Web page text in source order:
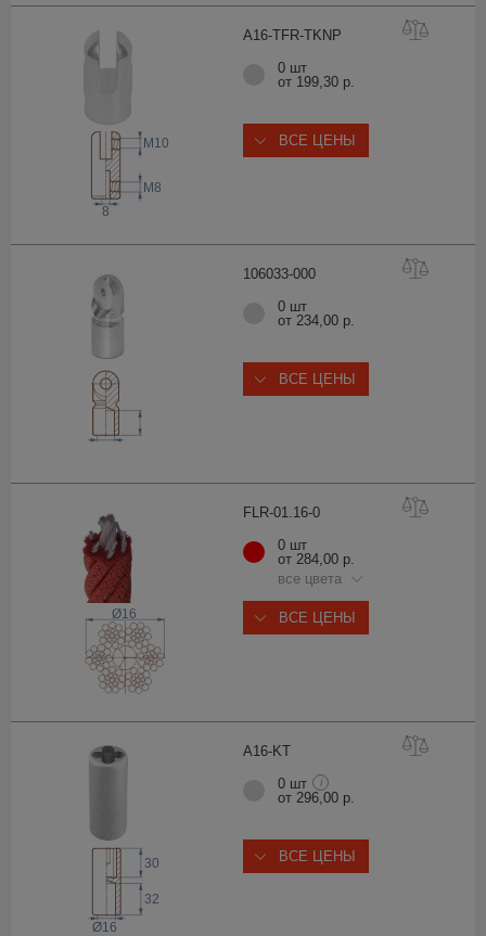
A16-TFR-TK NP
8
M10
M8
0 шт
от 199,30 р.
ВСЕ ЦЕНЫ
106033-000
0 шт
от 234,00 р.
ВСЕ ЦЕНЫ
FLR-01.16-0
Ø16
0 шт
от 284,00 р.
все цвета
ВСЕ ЦЕНЫ
A16-KT
Ø16
30
32
0 шт i
от 296,00 р.
ВСЕ ЦЕНЫ